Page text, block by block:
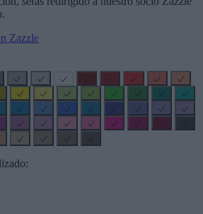
Zazzle